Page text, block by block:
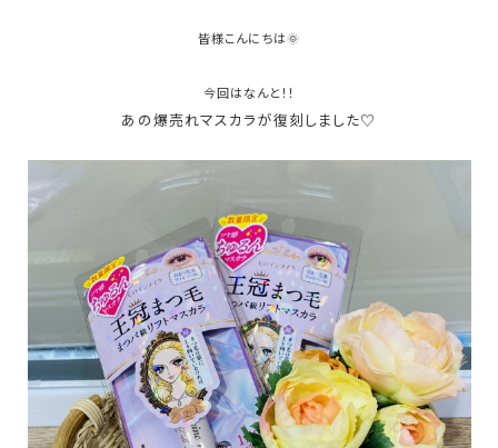
皆様こんにちは🌞
今回はなんと！！
あの爆売れマスカラが復刻しました♡